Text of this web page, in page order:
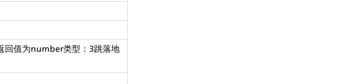
回值为number类型：3跳落地